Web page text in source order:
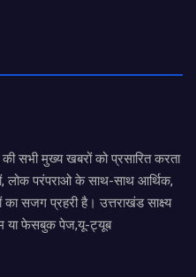
सभी मुख्य खबरों को प्रसारित करता
लोक परंपराओ के साथ-साथ आर्थिक,
का सजग प्रहरी है। उत्तराखंड साक्ष्य
या फेसबुक पेज,यू-ट्यूब